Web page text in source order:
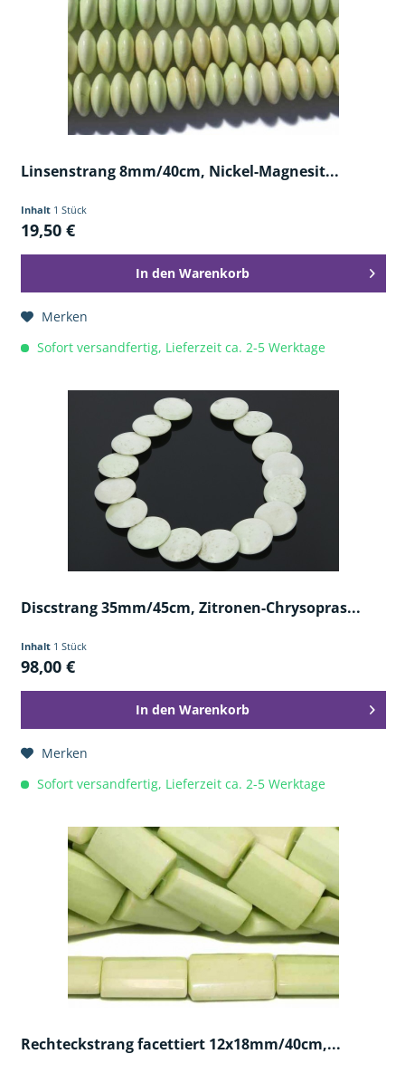
Linsenstrang 8mm/40cm, Nickel-Magnesit...
Inhalt 1 Stück
19,50 €
In den Warenkorb
Merken
Sofort versandfertig, Lieferzeit ca. 2-5 Werktage
Discstrang 35mm/45cm, Zitronen-Chrysopras...
Inhalt 1 Stück
98,00 €
In den Warenkorb
Merken
Sofort versandfertig, Lieferzeit ca. 2-5 Werktage
Rechteckstrang facettiert 12x18mm/40cm,...